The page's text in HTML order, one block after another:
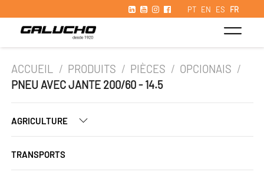
PT EN ES FR
ACCUEIL / PRODUITS / PIÈCES / OPCIONAIS /
PNEU AVEC JANTE 200/60 - 14.5
AGRICULTURE
TRANSPORTS